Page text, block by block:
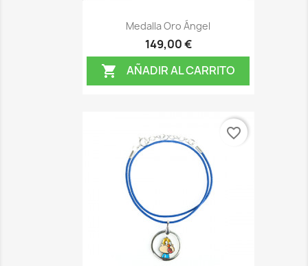
Medalla Oro Ángel
149,00 €
 AÑADIR AL CARRITO
favorite_border